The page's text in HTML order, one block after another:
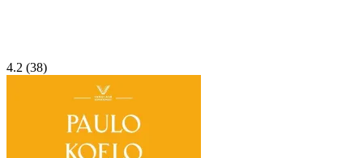
4.2 (38)